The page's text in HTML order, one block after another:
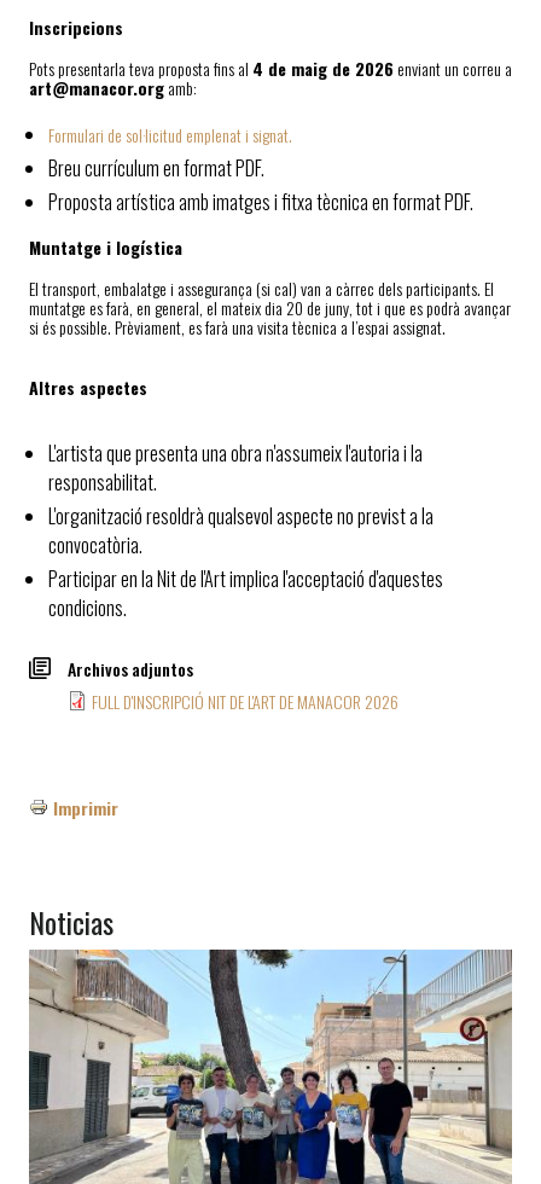
Inscripcions
Pots presentarla teva proposta fins al 4 de maig de 2026enviant un correu a
art@manacor.orgamb:
Formulari de sol·licitud emplenat i signat.
Breu currículum en format PDF.
Proposta artística amb imatges i fitxa tècnica en format PDF.
Muntatge i logística
El transport, embalatge i assegurança (si cal) van a càrrec dels participants. El
muntatge es farà, en general, el mateix dia 20 de juny, tot i que es podrà avançar
si és possible. Prèviament, es farà una visita tècnica a l’espai assignat.
Altres aspectes
L'artista que presenta una obra n'assumeix l'autoria i la
responsabilitat.
L'organització resoldrà qualsevol aspecte no previst a la
convocatòria.
Participar en la Nit de l'Art implica l'acceptació d'aquestes
condicions.
Archivos adjuntos
FULL D'INSCRIPCIÓ NIT DE L'ART DE MANACOR 2026
Imprimir
Noticias